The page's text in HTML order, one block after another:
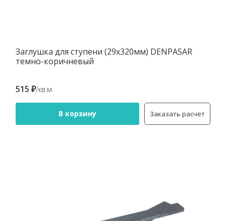
Заглушка для ступени (29х320мм) DENPASAR
темно-коричневый
515 ₽/кв.м
В корзину Заказать расчет